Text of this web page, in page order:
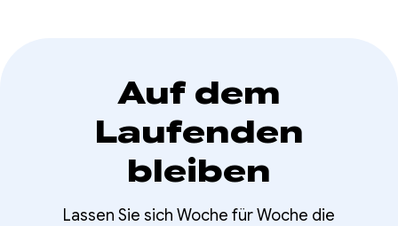
Auf dem
Laufenden
bleiben
Lassen Sie sich Woche für Woche die